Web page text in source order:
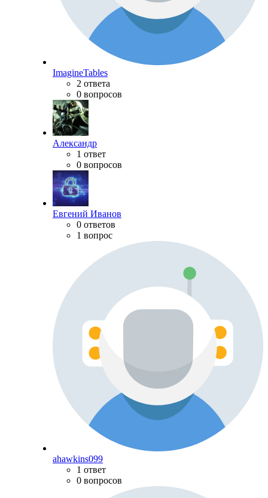
ImagineTables
2 ответа
0 вопросов
Александр
1 ответ
0 вопросов
Евгений Иванов
0 ответов
1 вопрос
ahawkins099
1 ответ
0 вопросов